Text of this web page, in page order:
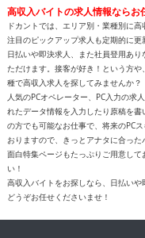
高収入バイトの求人情報ならお
ドカントでは、エリア別・業種別に
注目のピックアップ求人も定期的に更
日払いや即決求人、また社員登用あ
ただけます。接客が好き！という方
種で高収入求人を探してみませんか？
人気のPCオペレーター、PC入力の求
れたデータ情報を入力したり原稿を
の方でも可能なお仕事で、将来のPC
おりますので、きっとアナタに合った
面白特集ページもたっぷりご用意し
い！
高収入バイトをお探しなら、日払い
どうぞお任せくださいませ！